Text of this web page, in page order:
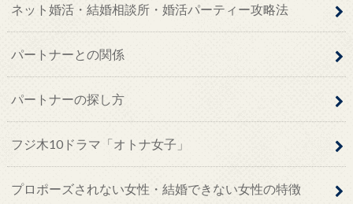
ネット婚活・結婚相談所・婚活パーティー攻略法
パートナーとの関係
パートナーの探し方
フジ木10ドラマ「オトナ女子」
プロポーズされない女性・結婚できない女性の特徴